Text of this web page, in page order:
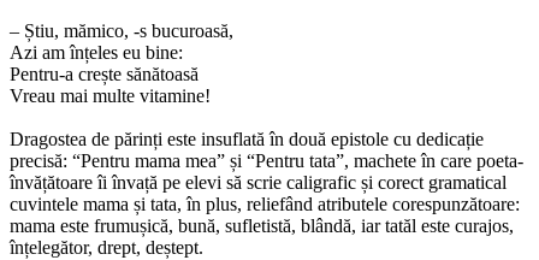
– Știu, mămico, -s bucuroasă,
Azi am înțeles eu bine:
Pentru-a crește sănătoasă
Vreau mai multe vitamine!
Dragostea de părinți este insuflată în două epistole cu dedicație
precisă: “Pentru mama mea” și “Pentru tata”, machete în care poeta-
învățătoare îi învață pe elevi să scrie caligrafic și corect gramatical
cuvintele mama și tata, în plus, reliefând atributele corespunzătoare:
mama este frumușică, bună, sufletistă, blândă, iar tatăl este curajos,
înțelegător, drept, deștept.